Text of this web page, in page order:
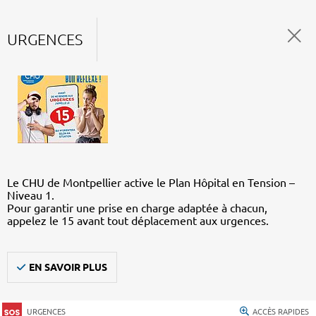
URGENCES
Le CHU de Montpellier active le Plan Hôpital en Tension –
Niveau 1.
Pour garantir une prise en charge adaptée à chacun,
appelez le 15 avant tout déplacement aux urgences.
EN SAVOIR PLUS
URGENCES ACCÈS RAPIDES